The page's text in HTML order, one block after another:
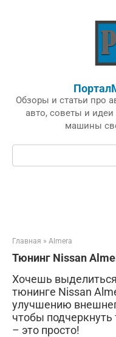
Обзоры и статьи про
авто, советы и
машины
Поиск:
Главная » Almera
Тюнинг Nissan
Хочешь
тюнинге Nissan
улучшению
чтобы
– это просто!